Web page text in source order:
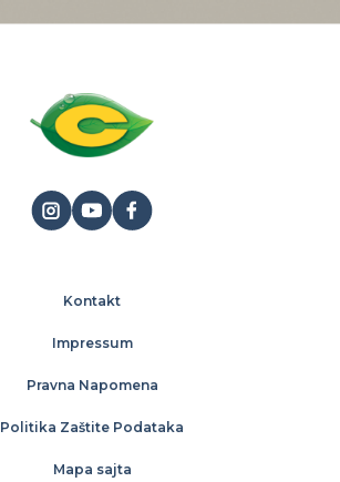
Kontakt
Impressum
Pravna Napomena
Politika Zaštite Podataka
Mapa sajta